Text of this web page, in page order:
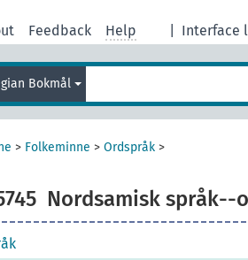
Interface
Feedback Help
Bokmål
> Folkeminne > Ordspråk >
Nordsamisk språk--